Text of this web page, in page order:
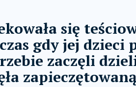
się
gdy jej dzieci
zaczęli